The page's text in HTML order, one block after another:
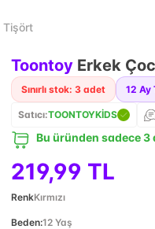
Tişört
Toontoy Erkek
Sınırlı stok: 3 adet 12 Ay
Satıcı:TOONTOYKİDS
Bu üründen sadece 3
219,99 TL
RenkKırmızı
Beden:12 Yaş